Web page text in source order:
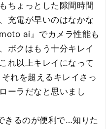
ちょっとした隙間時間
充電が早いのはなかな
ai』でカメラ性能も
ボクはもう十分キレイ
れ以上キレイになって
れを超えるキレイさっ
ーラだなと思いまし
きるのが便利で…知りた